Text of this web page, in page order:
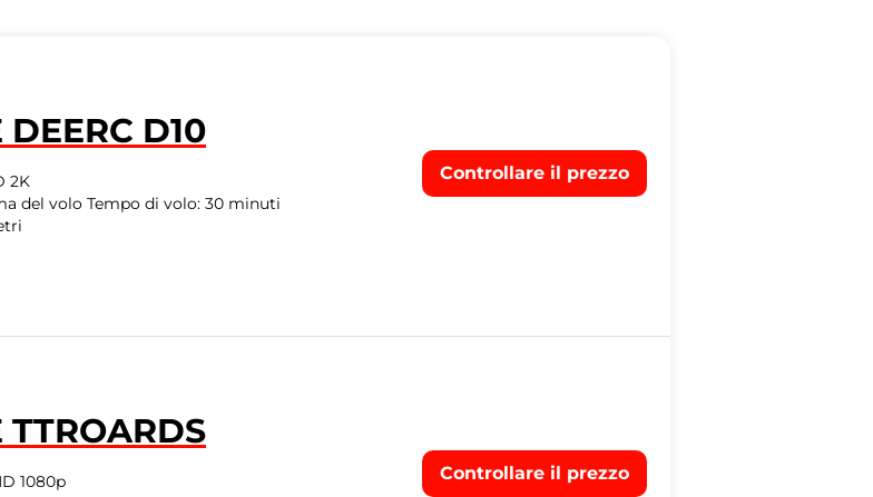
DEERC D10
2K
del volo Tempo di volo: 30 minuti
Controllare il prezzo
TTROARDS
1080p
Controllare il prezzo